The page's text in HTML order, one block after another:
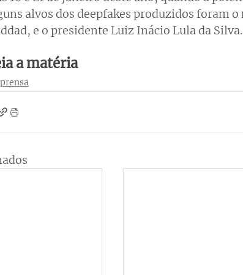
alvos dos deepfakes produzidos foram
e o presidente Luiz Inácio Lula da Silva.
a matéria